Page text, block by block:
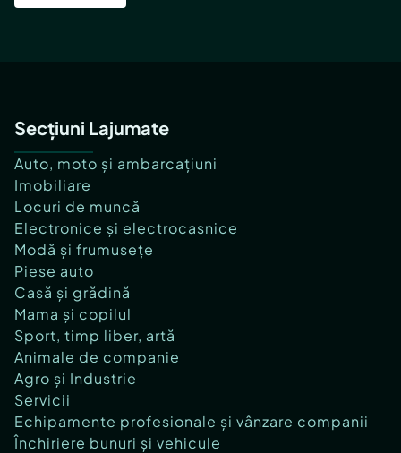
Secțiuni Lajumate
Auto, moto și ambarcațiuni
Imobiliare
Locuri de muncă
Electronice și electrocasnice
Modă și frumusețe
Piese auto
Casă și grădină
Mama și copilul
Sport, timp liber, artă
Animale de companie
Agro și Industrie
Servicii
Echipamente profesionale și vânzare companii
Închiriere bunuri și vehicule